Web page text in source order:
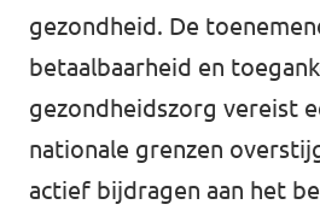
gezondheid. De
betaalbaarheid en
gezondheidszorg vereist
nationale grenzen
actief bijdragen aan het